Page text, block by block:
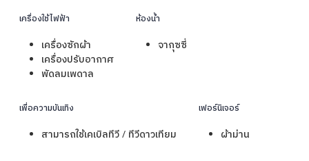
เครื่องใช้ไฟฟ้า
เครื่องซักผ้า
เครื่องปรับอากาศ
พัดลมเพดาล
ห้องน้ำ
จากุซซี่
เพื่อความบันเทิง
สามารถใช้เคเบิลทีวี / ทีวีดาวเทียม
เฟอร์นิเจอร์
ผ้าม่าน